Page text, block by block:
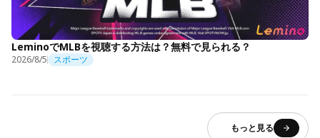
LeminoでMLBを視聴する方法は？無料で見られる？
2026/8/5 スポーツ
もっと見る